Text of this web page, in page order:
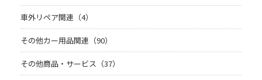
車外リペア関連（4）
その他カー用品関連（90）
その他商品・サービス（37）